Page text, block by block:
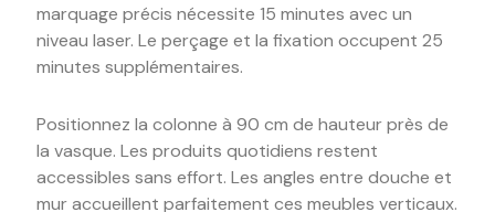
marquage précis nécessite 15 minutes avec un
niveau laser. Le perçage et la fixation occupent 25
minutes supplémentaires.
Positionnez la colonne à 90 cm de hauteur près de
la vasque. Les produits quotidiens restent
accessibles sans effort. Les angles entre douche et
mur accueillent parfaitement ces meubles verticaux.